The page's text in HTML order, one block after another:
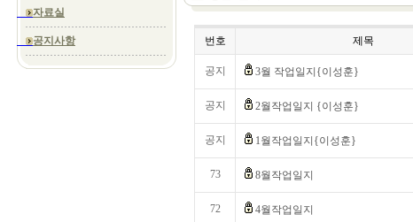
자료실
공지사항 번호 제목
공지 3월 작업일지{이성훈}
공지 2월작업일지 {이성훈}
공지 1월작업일지{이성훈}
73 8월작업일지
72 4월작업일지